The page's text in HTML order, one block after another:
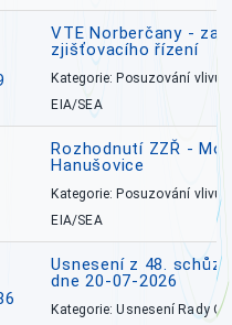
VTE Norberčany -
zjišťovacího řízení
Kategorie: Posuzování vlivů
EIA/SEA
Rozhodnutí ZZŘ -
Hanušovice
Kategorie: Posuzování vlivů
EIA/SEA
Usnesení z 48.
dne 20-07-2026
Kategorie: Usnesení Rady